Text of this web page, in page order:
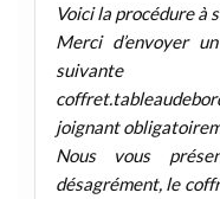
Voici la procédure à
Merci d’envoyer
suivante
joignant
Nous vous
désagrément, le